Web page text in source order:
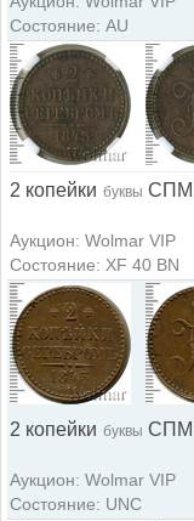
Состояние: AU
2 копейки буквы СПМ
Аукцион: Wolmar VIP
Состояние: XF 40 BN
2 копейки буквы СПМ
Аукцион: Wolmar VIP
Состояние: UNC